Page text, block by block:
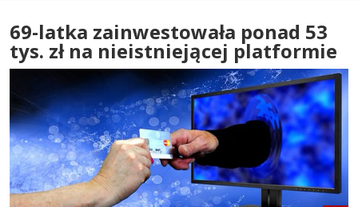
69-latka zainwestowała ponad 53
tys. zł na nieistniejącej platformie